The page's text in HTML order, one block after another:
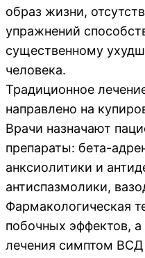
образ жизни,
упражнений
существенному
человека.
Традиционное
направлено на
Врачи назначают
препараты: бета-
анксиолитики и
антиспазмолики,
Фармакологическая
побочных эффектов, а
лечения симптом ВСД